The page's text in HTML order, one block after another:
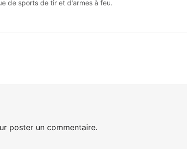
de sports de tir et d'armes à feu.
poster un commentaire.